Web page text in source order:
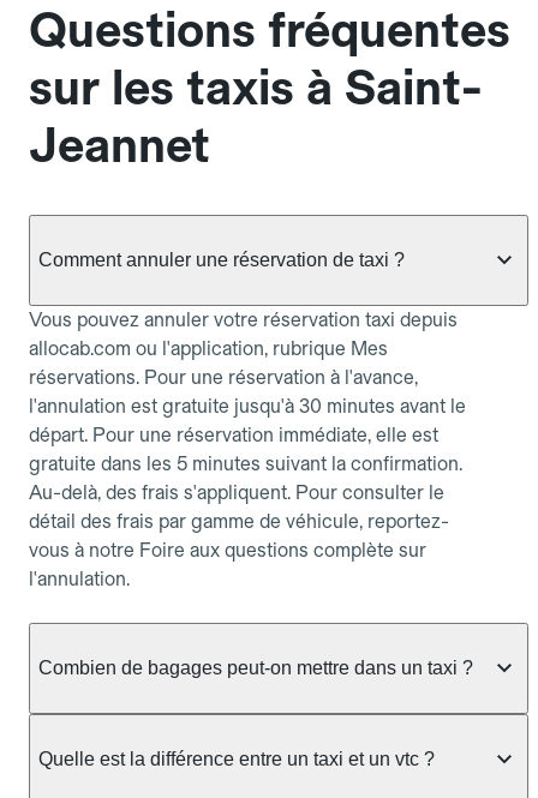
Questions fréquentes
sur les taxis à Saint-
Jeannet
Comment annuler une réservation de taxi ?
Vous pouvez annuler votre réservation taxi depuis
allocab.com ou l'application, rubrique Mes
réservations. Pour une réservation à l'avance,
l'annulation est gratuite jusqu'à 30 minutes avant le
départ. Pour une réservation immédiate, elle est
gratuite dans les 5 minutes suivant la confirmation.
Au-delà, des frais s'appliquent. Pour consulter le
détail des frais par gamme de véhicule, reportez-
vous à notre Foire aux questions complète sur
l'annulation.
Combien de bagages peut-on mettre dans un taxi ?
taxi berline accueille en général jusqu'à 3 bagages
Quelle est la différence entre un taxi et un vtc ?